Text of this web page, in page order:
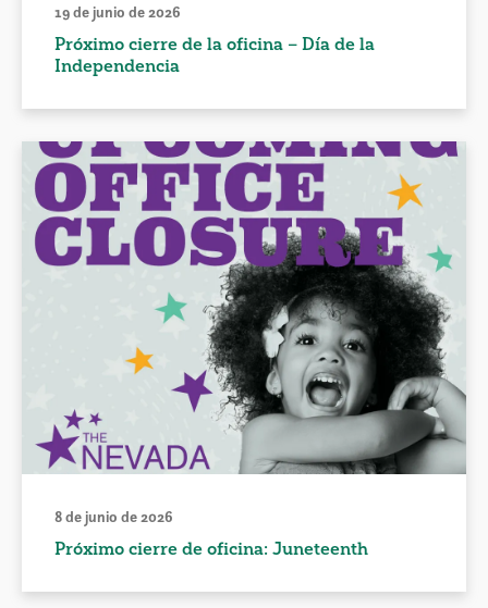
19 de junio de 2026
Próximo cierre de la oficina – Día de la
Independencia
8 de junio de 2026
Próximo cierre de oficina: Juneteenth